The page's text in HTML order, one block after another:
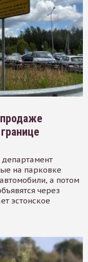
на парковке
а потом
через
эстонское